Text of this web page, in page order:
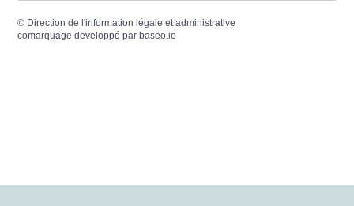
© Direction de l'information légale et administrative
comarquage developpé parbaseo.io